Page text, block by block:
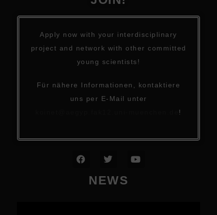
Apply now with your interdisciplinary
project and network with other committed
young scientists!
Für nähere Informationen, kontaktiere
uns per E-Mail unter
!
NEWS